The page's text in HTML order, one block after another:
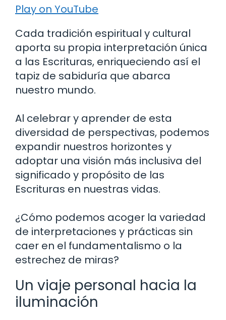
Play on YouTube
Cada tradición espiritual y cultural
aporta su propia interpretación única
a las Escrituras, enriqueciendo así el
tapiz de sabiduría que abarca
nuestro mundo.
Al celebrar y aprender de esta
diversidad de perspectivas, podemos
expandir nuestros horizontes y
adoptar una visión más inclusiva del
significado y propósito de las
Escrituras en nuestras vidas.
¿Cómo podemos acoger la variedad
de interpretaciones y prácticas sin
caer en el fundamentalismo o la
estrechez de miras?
Un viaje personal hacia la
iluminación